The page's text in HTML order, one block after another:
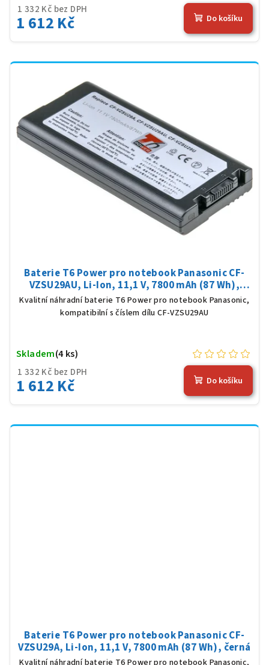
1 332 Kč bez DPH
1 612 Kč Do košíku
Baterie T6 Power pro notebook Panasonic CF-
VZSU29AU, Li-Ion, 11,1 V, 7800 mAh (87 Wh),
černá
Kvalitní náhradní baterie T6 Power pro notebook Panasonic,
kompatibilní s číslem dílu CF-VZSU29AU
1 332 Kč bez DPH
1 612 Kč
Skladem(4 ks)
Do košíku
Baterie T6 Power pro notebook Panasonic CF-
VZSU29A, Li-Ion, 11,1 V, 7800 mAh (87 Wh), černá
Kvalitní náhradní baterie T6 Power pro notebook Panasonic,